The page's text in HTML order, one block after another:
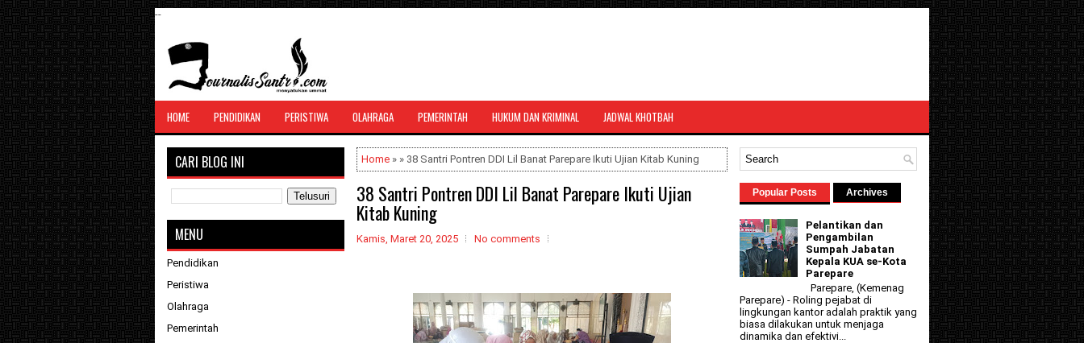
--
SANTRI JURNALIS
Menghimpun seluruh berita, tulisan, jurnal bernuansa agama yang dapat
HOME PENDIDIKAN PERISTIWA OLAHRAGA PEMERINTAH HUKUM DAN KRIMINAL JADWAL KHOTBAH
Home » » 38 Santri Pontren DDI Lil Banat Parepare Ikuti Ujian Kitab Kuning
38 Santri Pontren DDI Lil Banat Parepare Ikuti Ujian
Kitab Kuning
Kamis, Maret 20, 2025 No comments
CARI BLOG INI
MENU
Pendidikan
Peristiwa
Olahraga
Pemerintah
Popular Posts Archives
Pelantikan dan
Pengambilan
Sumpah Jabatan
Kepala KUA se-Kota
Parepare
Parepare, (Kemenag
Parepare) - Roling pejabat di
lingkungan kantor adalah praktik yang
biasa dilakukan untuk menjaga
dinamika dan efektivi...